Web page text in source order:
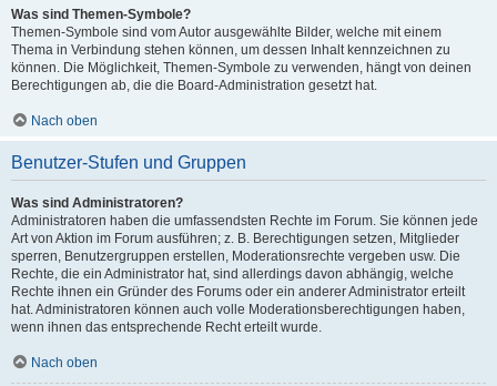
Was sind Themen-Symbole?
Themen-Symbole sind vom Autor ausgewählte Bilder, welche mit einem
Thema in Verbindung stehen können, um dessen Inhalt kennzeichnen zu
können. Die Möglichkeit, Themen-Symbole zu verwenden, hängt von deinen
Berechtigungen ab, die die Board-Administration gesetzt hat.
Nach oben
Benutzer-Stufen und Gruppen
Was sind Administratoren?
Administratoren haben die umfassendsten Rechte im Forum. Sie können jede
Art von Aktion im Forum ausführen; z. B. Berechtigungen setzen, Mitglieder
sperren, Benutzergruppen erstellen, Moderationsrechte vergeben usw. Die
Rechte, die ein Administrator hat, sind allerdings davon abhängig, welche
Rechte ihnen ein Gründer des Forums oder ein anderer Administrator erteilt
hat. Administratoren können auch volle Moderationsberechtigungen haben,
wenn ihnen das entsprechende Recht erteilt wurde.
Nach oben